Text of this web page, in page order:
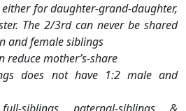
for daughter-grand-daughter,
The 2/3rd can never be shared
and female siblings
reduce mother’s-share
does not have 1:2 male and